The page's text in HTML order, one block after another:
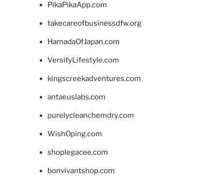
PikaPikaApp.com
takecareofbusinessdfw.org
HamadaOfJapan.com
VersifyLifestyle.com
kingscreekadventures.com
antaeuslabs.com
purelycleanchemdry.com
WishOping.com
shoplegacee.com
bonvivantshop.com